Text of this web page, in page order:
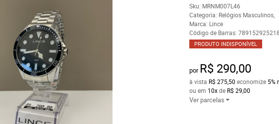
Sku: MRNM007L46
Categoria: Relógios Masculinos
Marca: Lince
Código de Barras:
PRODUTO INDISPONÍVEL
por R$ 290,00
à vista R$ 275,50 economize 5%
ou em 10xde R$ 29,00
Ver parcelas